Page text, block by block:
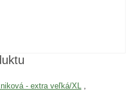
- extra veľká/XL ,